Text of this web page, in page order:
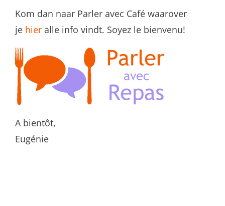
Kom dan naar Parler avec Café waarover
je hieralle info vindt. Soyez le bienvenu!
A bientôt,
Eugénie